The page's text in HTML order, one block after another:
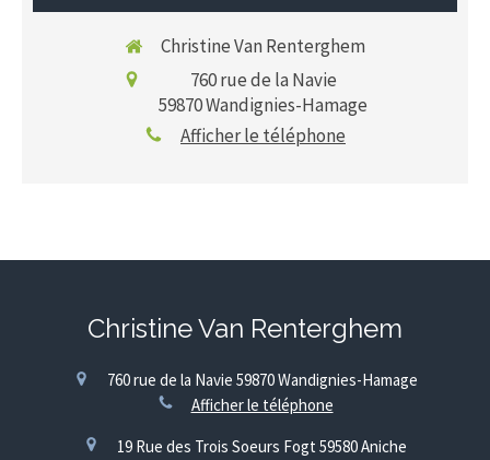
Christine Van Renterghem
760 rue de la Navie
59870Wandignies-Hamage
Afficher le téléphone
Christine Van Renterghem
760 rue de la Navie 59870Wandignies-Hamage
Afficher le téléphone
19 Rue des Trois Soeurs Fogt 59580Aniche